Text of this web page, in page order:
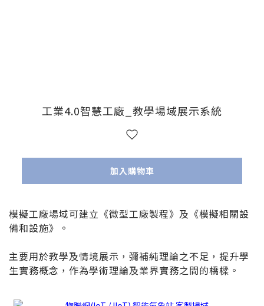
工業4.0智慧工廠_教學場域展示系統
加入購物車
模擬工廠場域可建立《微型工廠製程》及《模擬相關設
備和設施》。
主要用於教學及情境展示，彌補純理論之不足，提升學
生實務概念，作為學術理論及業界實務之間的橋樑。